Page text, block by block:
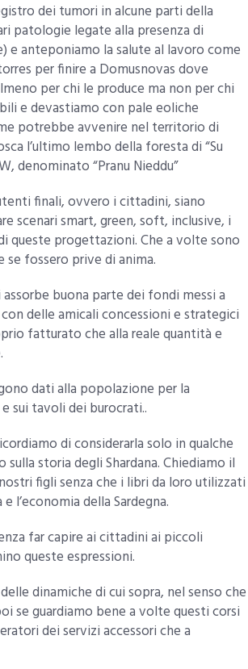
dei tumori in alcune parti della
patologie legate alla presenza di
e anteponiamo la salute al lavoro come
per finire a Domusnovas dove
per chi le produce ma non per chi
e devastiamo con pale eoliche
potrebbe avvenire nel territorio di
l’ultimo lembo della foresta di “Su
denominato “Pranu Nieddu”
finali, ovvero i cittadini, siano
scenari smart, green, soft, inclusive, i
progettazioni. Che a volte sono
se fossero prive di anima.
buona parte dei fondi messi a
delle amicali concessioni e strategici
fatturato che alla reale quantità e
dati alla popolazione per la
sui tavoli dei burocrati..
di considerarla solo in qualche
storia degli Shardana. Chiediamo il
figli senza che i libri da loro utilizzati
l’economia della Sardegna.
far capire ai cittadini ai piccoli
queste espressioni.
dinamiche di cui sopra, nel senso che
se guardiamo bene a volte questi corsi
dei servizi accessori che a